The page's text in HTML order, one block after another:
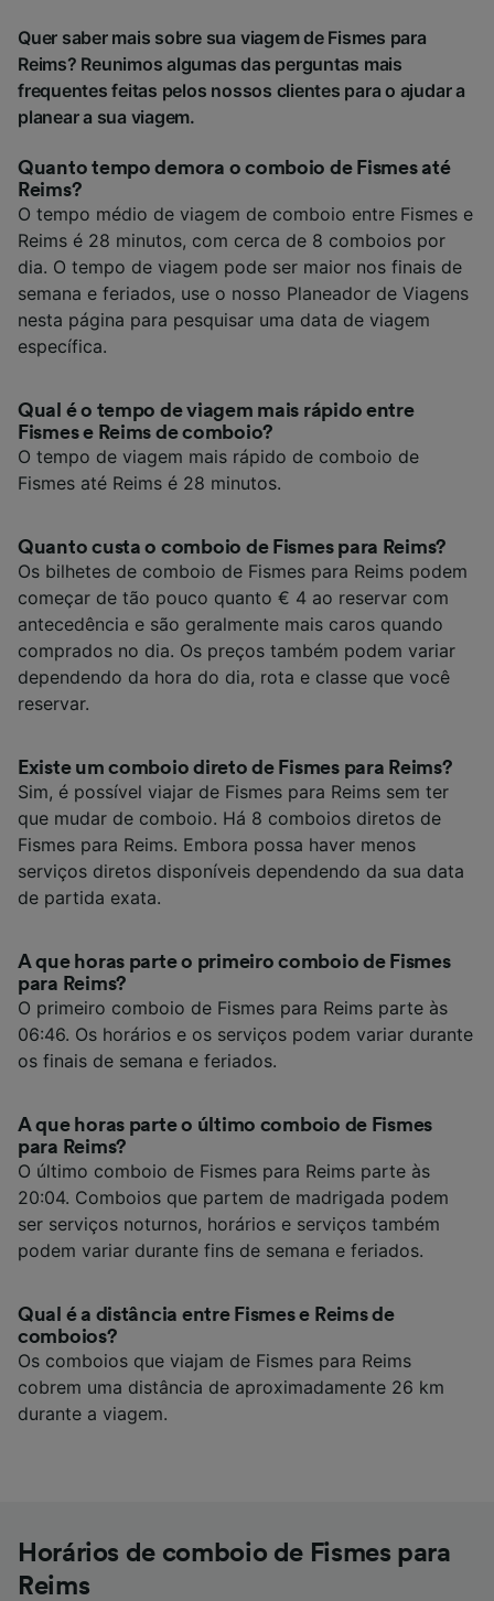
Quer saber mais sobre sua viagem de Fismes para
Reims? Reunimos algumas das perguntas mais
frequentes feitas pelos nossos clientes para o ajudar a
planear a sua viagem.
Quanto tempo demora o comboio de Fismes até
Reims?
O tempo médio de viagem de comboio entre Fismes e
Reims é 28 minutos, com cerca de 8 comboios por
dia. O tempo de viagem pode ser maior nos finais de
semana e feriados, use o nosso Planeador de Viagens
nesta página para pesquisar uma data de viagem
específica.
Qual é o tempo de viagem mais rápido entre
Fismes e Reims de comboio?
O tempo de viagem mais rápido de comboio de
Fismes até Reims é 28 minutos.
Quanto custa o comboio de Fismes para Reims?
Os bilhetes de comboio de Fismes para Reims podem
começar de tão pouco quanto € 4 ao reservar com
antecedência e são geralmente mais caros quando
comprados no dia. Os preços também podem variar
dependendo da hora do dia, rota e classe que você
reservar.
Existe um comboio direto de Fismes para Reims?
Sim, é possível viajar de Fismes para Reims sem ter
que mudar de comboio. Há 8 comboios diretos de
Fismes para Reims. Embora possa haver menos
serviços diretos disponíveis dependendo da sua data
de partida exata.
A que horas parte o primeiro comboio de Fismes
para Reims?
O primeiro comboio de Fismes para Reims parte às
06:46. Os horários e os serviços podem variar durante
os finais de semana e feriados.
A que horas parte o último comboio de Fismes
para Reims?
O último comboio de Fismes para Reims parte às
20:04. Comboios que partem de madrigada podem
ser serviços noturnos, horários e serviços também
podem variar durante fins de semana e feriados.
Qual é a distância entre Fismes e Reims de
comboios?
Os comboios que viajam de Fismes para Reims
cobrem uma distância de aproximadamente 26 km
durante a viagem.
Horários de comboio de Fismes para
Reims